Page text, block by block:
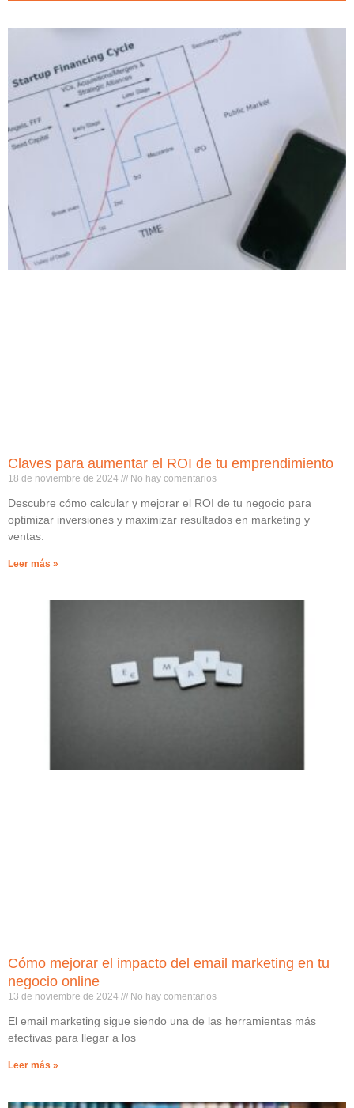
Claves para aumentar el ROI de tu emprendimiento
18 de noviembre de 2024 No hay comentarios
Descubre cómo calcular y mejorar el ROI de tu negocio para
optimizar inversiones y maximizar resultados en marketing y
ventas.
Leer más »
Cómo mejorar el impacto del email marketing en tu
negocio online
13 de noviembre de 2024 No hay comentarios
El email marketing sigue siendo una de las herramientas más
efectivas para llegar a los
Leer más »